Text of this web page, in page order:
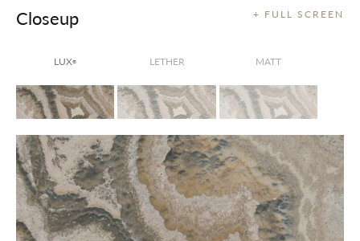
+ FULL SCREEN
Closeup
LUX® LETHER MATT